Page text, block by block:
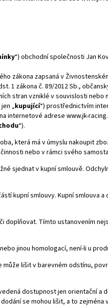
“) obchodní společnosti Jan
zákona zapsaná v
1 zákona č. 89/2012 Sb.,
stran vzniklé v souvislosti nebo
„kupující“) prostřednictvím
internetové adrese www.jk-
“).
která má v úmyslu nakoupit
nebo v rámci svého
sjednat v kupní smlouvě.
kupní smlouvy. Kupní smlouva
Tímto ustanovením
jinou homologací, není-li u
lišit v barevném odstínu,
dostupnost jen orientační
se mohou lišit, a to